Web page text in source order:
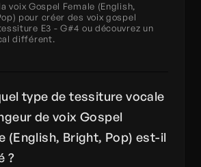
voix Gospel Female (English,
pour créer des voix gospel
E3 - G#4 ou découvrez un
différent.
type de tessiture vocale
de voix Gospel
(English, Bright, Pop) est-il
?